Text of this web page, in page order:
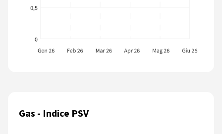
Gas - Indice PSV